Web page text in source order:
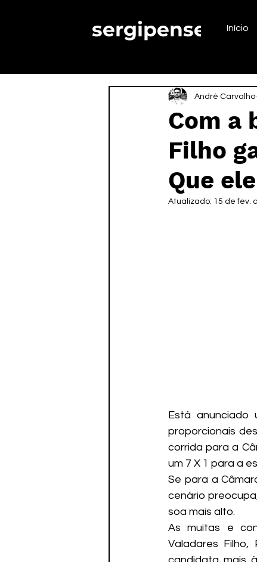
sergipense. Início
Com a
Filho
Que
André Carvalho
Atualizado: 15 de fev.
Está anunciado
proporcionais
corrida para a
um 7 X 1 para a
Se para a
cenário
soa mais alto.
As muitas e
Valadares